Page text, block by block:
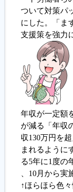
履歴書ジェネ
ついて対策パ
にした。「ま
支援策を強力
年収が一定額
が減る「年収
収130万円を
まれるように
る5年に1度の
、10月から実
↑ほらほら色